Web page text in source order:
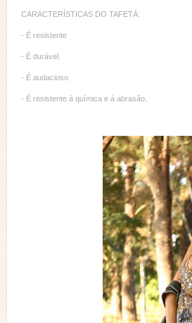
CARACTERÍSTICAS DO TAFETÁ:
- É resistente
- É durável.
- É audacioso
- É resistente à química e à abrasão.